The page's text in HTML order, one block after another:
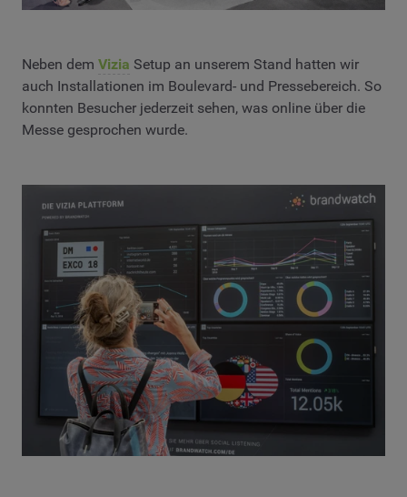
Neben dem Vizia Setup an unserem Stand hatten wir
auch Installationen im Boulevard- und Pressebereich. So
konnten Besucher jederzeit sehen, was online über die
Messe gesprochen wurde.